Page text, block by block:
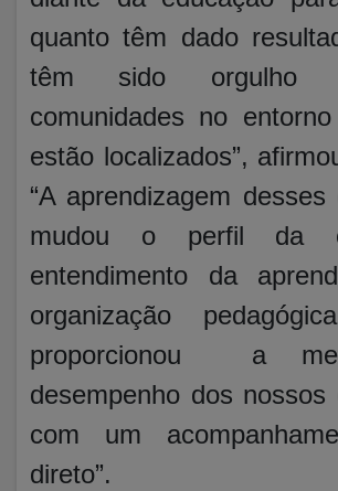
quanto têm dado
têm sido orgulho
comunidades no
estão localizados”,
“A aprendizagem desses
mudou o perfil da
entendimento da
organização
proporcionou a
desempenho dos nossos
com um
direto”.